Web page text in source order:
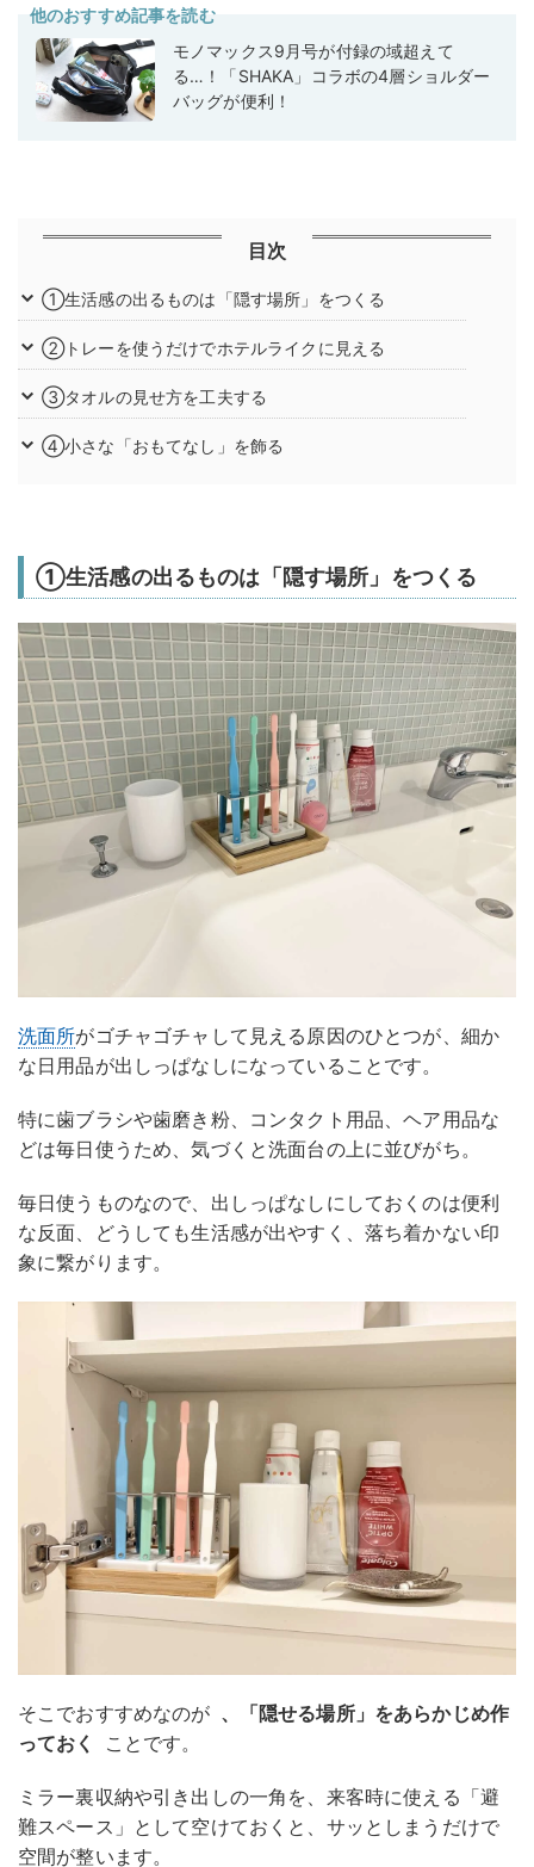
他のおすすめ記事を読む
モノマックス9月号が付録の域超えて
る…！「SHAKA」コラボの4層ショルダー
バッグが便利！
目次
①生活感の出るものは「隠す場所」をつくる
②トレーを使うだけでホテルライクに見える
③タオルの見せ方を工夫する
④小さな「おもてなし」を飾る
①生活感の出るものは「隠す場所」をつくる
洗面所がゴチャゴチャして見える原因のひとつが、細か
な日用品が出しっぱなしになっていることです。
特に歯ブラシや歯磨き粉、コンタクト用品、ヘア用品な
どは毎日使うため、気づくと洗面台の上に並びがち。
毎日使うものなので、出しっぱなしにしておくのは便利
な反面、どうしても生活感が出やすく、落ち着かない印
象に繋がります。
そこでおすすめなのが 、「隠せる場所」をあらかじめ作
っておく
ことです。
ミラー裏収納や引き出しの一角を、来客時に使える「避
難スペース」として空けておくと、サッとしまうだけで
空間が整います。